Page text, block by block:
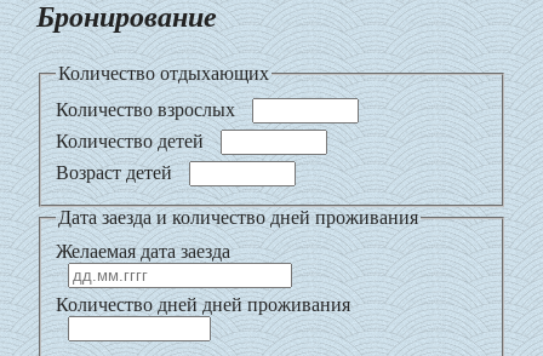
Бронирование
Количество отдыхающих
Количество взрослых
Количество детей
Возраст детей
Дата заезда и количество дней проживания
Желаемая дата заезда
Количество дней дней проживания